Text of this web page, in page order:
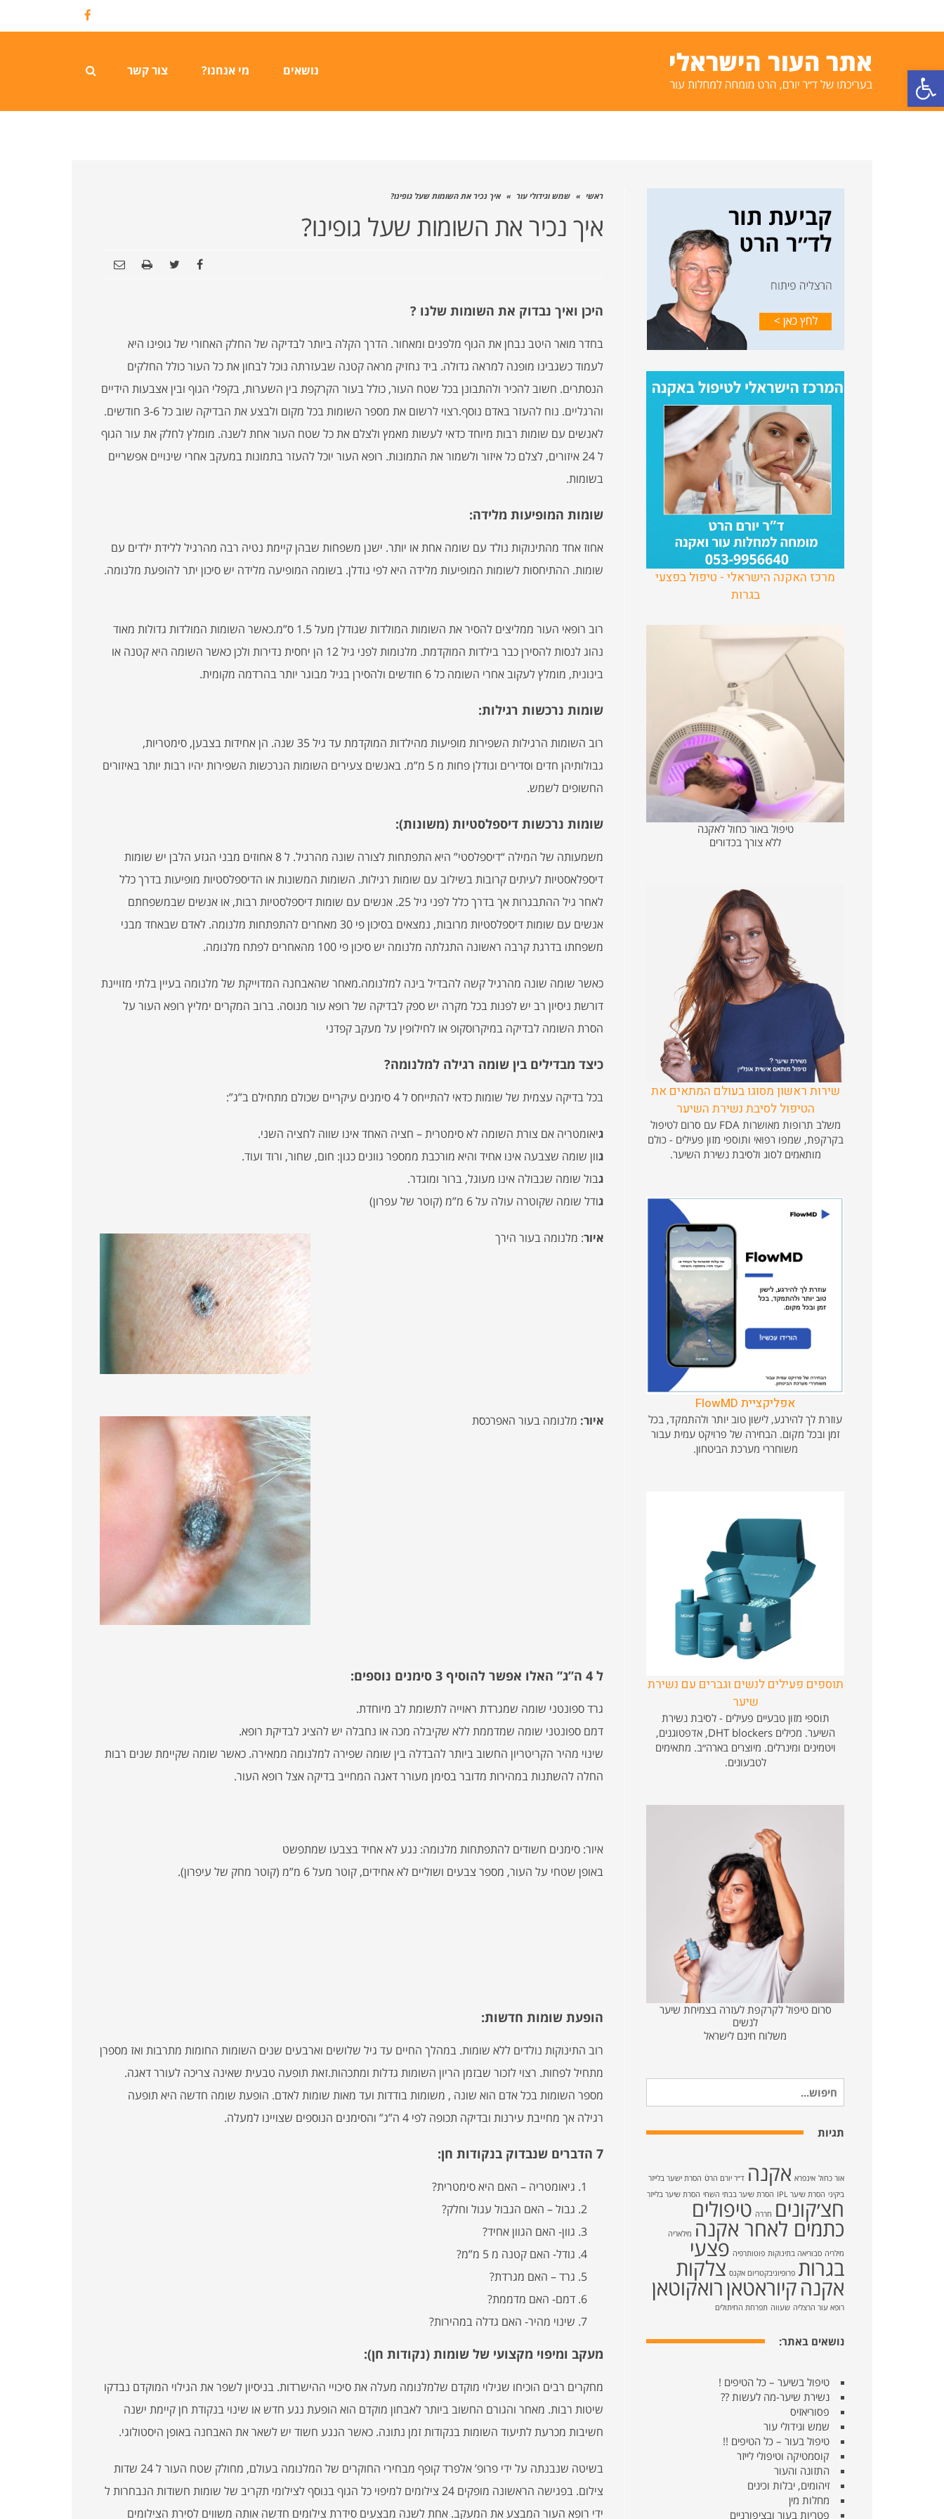
פתח סרגל נגישות
Facebook
נושאים מי אנחנו? צור קשר
ראשי » שמש וגידולי עור » איך נכיר את השומות שעל גופינו?
איך נכיר את השומות שעל גופינו?
היכן ואיך נבדוק את השומות שלנו ?
בחדר מואר היטב נבחן את הגוף מלפנים ומאחור. הדרך הקלה ביותר לבדיקה של החלק האחורי של גופינו היא
לעמוד כשגבינו מופנה למראה גדולה. ביד נחזיק מראה קטנה שבעזרתה נוכל לבחון את כל העור כולל החלקים
הנסתרים. חשוב להכיר ולהתבונן בכל שטח העור, כולל בעור הקרקפת בין השערות, בקפלי הגוף ובין אצבעות הידיים
והרגליים. נוח להעזר באדם נוסף.רצוי לרשום את מספר השומות בכל מקום ולבצע את הבדיקה שוב כל 3-6 חודשים.
לאנשים עם שומות רבות מיוחד כדאי לעשות מאמץ ולצלם את כל שטח העור אחת לשנה. מומלץ לחלק את עור הגוף
ל 24 איזורים, לצלם כל איזור ולשמור את התמונות. רופא העור יוכל להעזר בתמונות במעקב אחרי שינויים אפשריים
בשומות.
שומות המופיעות מלידה:
אחוז אחד מהתינוקות נולד עם שומה אחת או יותר. ישנן משפחות שבהן קיימת נטיה רבה מהרגיל ללידת ילדים עם
שומות. ההתיחסות לשומות המופיעות מלידה היא לפי גודלן. בשומה המופיעה מלידה יש סיכון יתר להופעת מלנומה.
רוב רופאי העור ממליצים להסיר את השומות המולדות שגודלן מעל 1.5 ס”מ.כאשר השומות המולדות גדולות מאוד
נהוג לנסות להסירן כבר בילדות המוקדמת. מלנומות לפני גיל 12 הן יחסית נדירות ולכן כאשר השומה היא קטנה או
בינונית, מומלץ לעקוב אחרי השומה כל 6 חודשים ולהסירן בגיל מבוגר יותר בהרדמה מקומית.
שומות נרכשות רגילות:
רוב השומות הרגילות השפירות מופיעות מהילדות המוקדמת עד גיל 35 שנה. הן אחידות בצבען, סימטריות,
גבולותיהן חדים וסדירים וגודלן פחות מ 5 מ”מ. באנשים צעירים השומות הנרכשות השפירות יהיו רבות יותר באיזורים
החשופים לשמש.
שומות נרכשות דיספלסטיות (משונות):
משמעותה של המילה “דיספלסטי” היא התפתחות לצורה שונה מהרגיל. ל 8 אחוזים מבני הגזע הלבן יש שומות
דיספלאסטיות לעיתים קרובות בשילוב עם שומות רגילות. השומות המשונות או הדיספלסטיות מופיעות בדרך כלל
לאחר גיל ההתבגרות אך בדרך כלל לפני גיל 25. אנשים עם שומות דיספלסטיות רבות, או אנשים שבמשפחתם
אנשים עם שומות דיספלסטיות מרובות, נמצאים בסיכון פי 30 מאחרים להתפתחות מלנומה. לאדם שבאחד מבני
משפחתו בדרגת קרבה ראשונה התגלתה מלנומה יש סיכון פי 100 מהאחרים לפתח מלנומה.
כאשר שומה שונה מהרגיל קשה להבדיל בינה למלנומה.מאחר שהאבחנה המדוייקת של מלנומה בעיין בלתי מזויינת
דורשת ניסיון רב יש לפנות בכל מקרה יש ספק לבדיקה של רופא עור מנוסה. ברוב המקרים ימליץ רופא העור על
הסרת השומה לבדיקה במיקרוסקופ או לחילופין על מעקב קפדני
כיצד מבדילים בין שומה רגילה למלנומה?
בכל בדיקה עצמית של שומות כדאי להתייחס ל 4 סימנים עיקריים שכולם מתחילם ב”ג”:
גיאומטריה אם צורת השומה לא סימטרית – חציה האחד אינו שווה לחציה השני.
גוון שומה שצבעה אינו אחיד והיא מורכבת ממספר גוונים כגון: חום, שחור, ורוד ועוד.
גבול שומה שגבולה אינו מעוגל, ברור ומוגדר.
גודל שומה שקוטרה עולה על 6 מ”מ (קוטר של עפרון)
איור: מלנומה בעור הירך
איור: מלנומה בעור האפרכסת
ל 4 ה”ג” האלו אפשר להוסיף 3 סימנים נוספים:
גרד ספונטני שומה שמגרדת ראוייה לתשומת לב מיוחדת.
דמם ספונטני שומה שמדממת ללא שקיבלה מכה או נחבלה יש להציג לבדיקת רופא.
שינוי מהיר הקריטריון החשוב ביותר להבדלה בין שומה שפירה למלנומה ממאירה. כאשר שומה שקיימת שנים רבות
החלה להשתנות במהירות מדובר בסימן מעורר דאגה המחייב בדיקה אצל רופא העור.
איור: סימנים חשודים להתפתחות מלנומה: נגע לא אחיד בצבעו שמתפשט
באופן שטחי על העור, מספר צבעים ושוליים לא אחידים, קוטר מעל 6 מ”מ (קוטר מחק של עיפרון).
הופעת שומות חדשות:
רוב התינוקות נולדים ללא שומות. במהלך החיים עד גיל שלושים וארבעים שנים השומות החומות מתרבות ואז מספרן
מתחיל לפחות. רצוי לזכור שבזמן הריון השומות גדלות ומתכהות.זאת תופעה טבעית שאינה צריכה לעורר דאגה.
מספר השומות בכל אדם הוא שונה , משומות בודדות ועד מאות שומות לאדם. הופעת שומה חדשה היא תופעה
רגילה אך מחייבת עירנות ובדיקה תכופה לפי 4 ה”ג” והסימנים הנוספים שצויינו למעלה.
7 הדברים שנבדוק בנקודות חן:
גיאומטריה – האם היא סימטרית?
גבול – האם הגבול עגול וחלק?
גוון- האם הגוון אחיד?
גודל- האם קטנה מ 5 מ”מ?
גרד – האם מגרדת?
דמם- האם מדממת?
שינוי מהיר- האם גדלה במהירות?
מעקב ומיפוי מקצועי של שומות (נקודות חן):
מחקרים רבים הוכיחו שגילוי מוקדם שלמלנומה מעלה את סיכויי ההישרדות. בניסיון לשפר את הגילוי המוקדם נבדקו
שיטות רבות. מאחר והגורם החשוב ביותר לאבחון מוקדם הוא הופעת נגע חדש או שינוי בנקודת חן קיימת ישנה
חשיבות מכרעת לתיעוד השומות בנקודות זמן נתונה. כאשר הנגע חשוד יש לשאר את האבחנה באופן היסטולוגי.
בשיטה שנבנתה על ידי פרופ’ אלפרד קופף מבחירי החוקרים של המלנומה בעולם, מחולק שטח העור ל 24 שדות
צילום. בפגישה הראשונה מופקים 24 צילומים למיפוי כל הגוף בנוסף לצילומי תקריב של שומות חשודות הנבחרות ל
ידי רופא העור המבצע את המעקב. אחת לשנה מבצעים סידרת צילומים חדשה אותה משווים לסירת הצילומים
מרכז האקנה הישראלי - טיפול בפצעי
בגרות
טיפול באור כחול לאקנה
ללא צורך בכדורים
שירות ראשון מסוגו בעולם המתאים את
הטיפול לסיבת נשירת השיער
משלב תרופות מאושרות FDA עם סרום לטיפול
בקרקפת, שמפו רפואי ותוספי מזון פעילים - כולם
מותאמים לסוג ולסיבת נשירת השיער.
אפליקציית FlowMD
עוזרת לך להירגע, לישון טוב יותר ולהתמקד, בכל
זמן ובכל מקום. הבחירה של פרויקט עמית עבור
משוחררי מערכת הביטחון.
תוספים פעילים לנשים וגברים עם נשירת
שיער
תוספי מזון טבעיים פעילים - לסיבת נשירת
השיער. מכילים DHT blockers, אדפטוגנים,
ויטמינים ומינרלים. מיוצרים בארה״ב. מתאימים
לטבעונים.
סרום טיפול לקרקפת לעזרה בצמיחת שיער
לנשים
משלוח חינם לישראל
עבור:
תגיות
אור כחול אינפרא אקנה ד״ר יורם הרטֿ הסרת ישער בלייזר
ביקיני הסרת שיער IPL הסרת שיער בבתי השחי הסרת שיער בלייזר
חצ׳קונים חררה טיפולים
כתמים לאחר אקנה מילאריה
מילריה סבוריאה בתינוקות פוטותרפיה פצעי
בגרות פרופיוניבקטריום אקנס צלקות
אקנהקיוראטאןרואקוטאן
רופא עור הרצליה שעווה תפרחת החיתולים
נושאים באתר:
טיפול בשיער – כל הטיפים !
נשירת שיער-מה לעשות ??
פסוריאזיס
שמש וגידולי עור
טיפול בעור – כל הטיפים !!
קוסמטיקה וטיפולי לייזר
התזונה והעור
זיהומים, יבלות וכינים
מחלות מין
פטריות בעור ובציפורניים